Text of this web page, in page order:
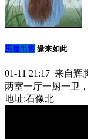
房屋出售 缘来如此
01-11 21:17 来自辉
两室一厅一厨一卫，
地址:石像北